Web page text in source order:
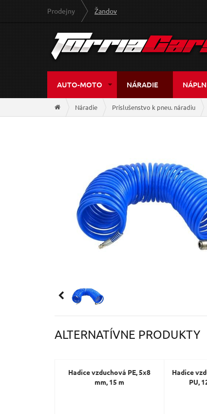
Prodejny Žandov
AUTO-MOTO NÁRADIE
Náradie Príslušenstvo k pneu. náradiu
ALTERNATÍVNE PRODUKTY
Hadice vzduchová PE, 5x8
mm, 15 m
Hadice
PU,